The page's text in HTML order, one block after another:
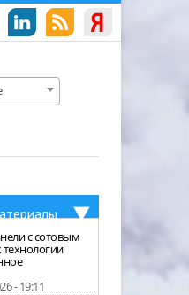
с сотовым
- 19:11